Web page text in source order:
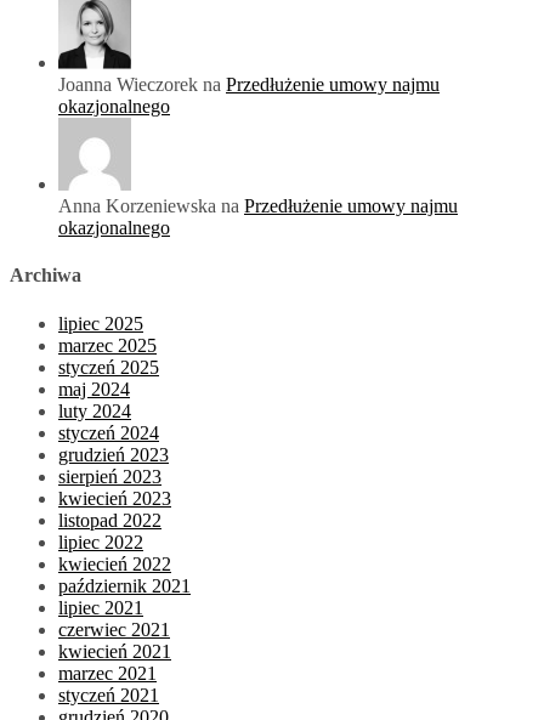
Joanna Wieczorek na Przedłużenie umowy najmu
okazjonalnego
Anna Korzeniewska na Przedłużenie umowy najmu
okazjonalnego
Archiwa
lipiec 2025
marzec 2025
styczeń 2025
maj 2024
luty 2024
styczeń 2024
grudzień 2023
sierpień 2023
kwiecień 2023
listopad 2022
lipiec 2022
kwiecień 2022
październik 2021
lipiec 2021
czerwiec 2021
kwiecień 2021
marzec 2021
styczeń 2021